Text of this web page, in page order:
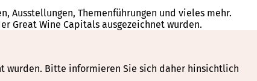
Ausstellungen, Themenführungen und vieles mehr.
Great Wine Capitals ausgezeichnet wurden.
wurden. Bitte informieren Sie sich daher hinsichtlich